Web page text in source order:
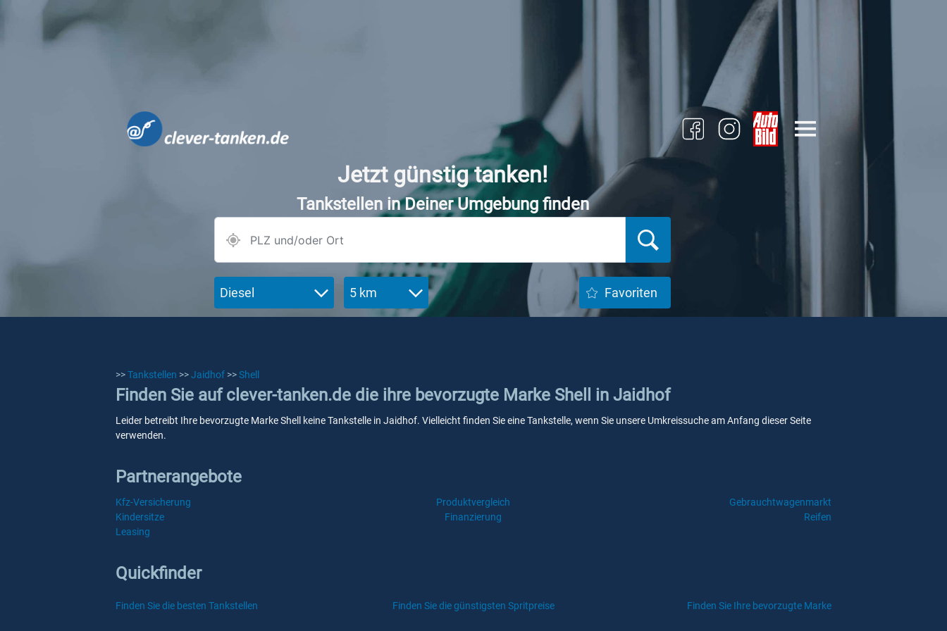
Jetzt günstig tanken!
Tankstellen in Deiner Umgebung finden
Diesel 5 km Favoriten
>>Tankstellen >>Jaidhof >>Shell
Finden Sie auf clever-tanken.de die ihre bevorzugte Marke Shell in Jaidhof
Leider betreibt Ihre bevorzugte Marke Shell keine Tankstelle in Jaidhof. Vielleicht finden Sie eine Tankstelle, wenn Sie unsere Umkreissuche am Anfang dieser Seite
verwenden.
Partnerangebote
Kfz-Versicherung Produktvergleich
Gebrauchtwagenmarkt
Kindersitze
Finanzierung
Reifen
Leasing
Quickfinder
Finden Sie die besten Tankstellen Finden Sie die günstigsten Spritpreise Finden Sie Ihre bevorzugte Marke